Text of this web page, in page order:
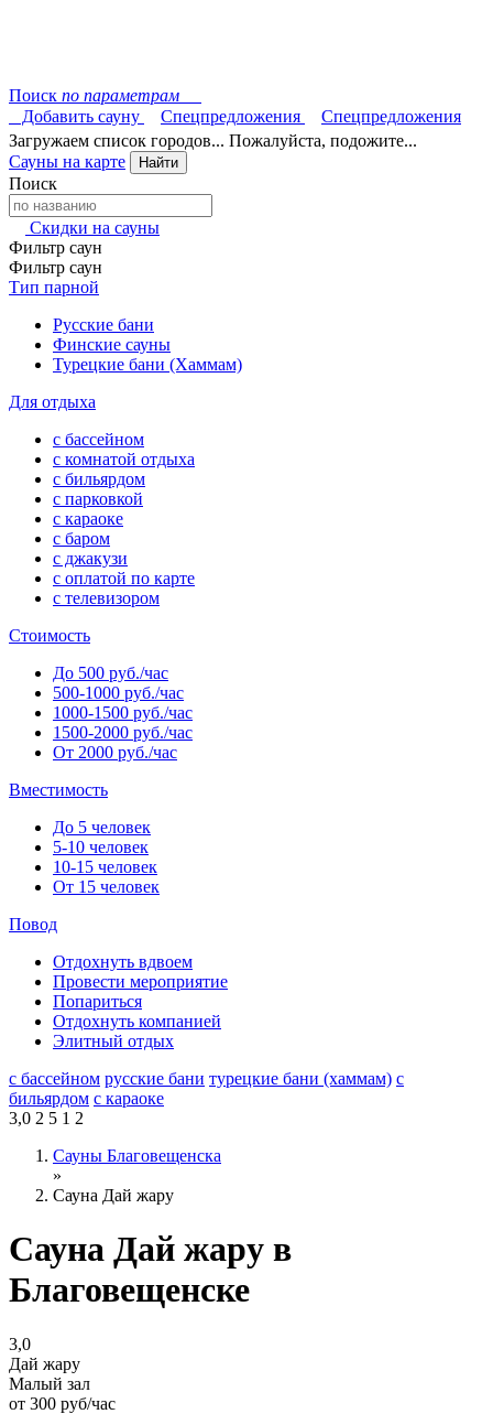
Поиск по параметрам
Добавить сауну
Спецпредложения
Спецпредложения
Загружаем список городов... Пожалуйста, подожите...
Сауны на карте
Найти
Поиск
Скидки на сауны
Фильтр саун
Фильтр саун
Тип парной
Русские бани
Финские сауны
Турецкие бани (Хаммам)
Для отдыха
с бассейном
с комнатой отдыха
с бильярдом
с парковкой
с караоке
с баром
с джакузи
с оплатой по карте
с телевизором
Стоимость
До 500 руб./час
500-1000 руб./час
1000-1500 руб./час
1500-2000 руб./час
От 2000 руб./час
Вместимость
До 5 человек
5-10 человек
10-15 человек
От 15 человек
Повод
Отдохнуть вдвоем
Провести мероприятие
Попариться
Отдохнуть компанией
Элитный отдых
с бассейном русские бани турецкие бани (хаммам) с
бильярдом с караоке
3,0 2 5 1 2
Сауны Благовещенска
»
Сауна Дай жару
Сауна Дай жару в
Благовещенске
3,0
Дай жару
Малый зал
от 300 руб/час